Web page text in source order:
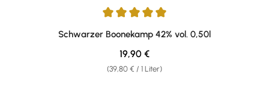
Durchschnittliche Bewertung von 5 von 5 Sternen
Schwarzer Boonekamp 42% vol. 0,50l
(39,80 € / 1 Liter)
Regulärer Preis:
19,90 €